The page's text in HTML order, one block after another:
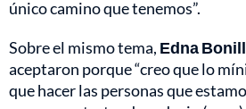
único camino que tenemos”.
Sobre el mismo tema, Edna
aceptaron porque “creo que lo
que hacer las personas que